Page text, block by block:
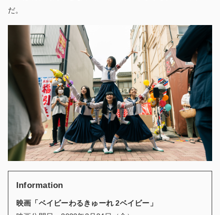
だ。
Information
映画「ベイビーわるきゅーれ 2ベイビー」